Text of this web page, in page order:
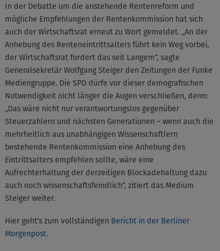
In der Debatte um die anstehende Rentenreform und
mögliche Empfehlungen der Rentenkommission hat sich
auch der Wirtschaftsrat erneut zu Wort gemeldet. „An der
Anhebung des Renteneintrittsalters führt kein Weg vorbei,
der Wirtschaftsrat fordert das seit Langem“, sagte
Generalsekretär Wolfgang Steiger den Zeitungen der Funke
Mediengruppe. Die SPD dürfe vor dieser demografischen
Notwendigkeit nicht länger die Augen verschließen, denn:
„Das wäre nicht nur verantwortungslos gegenüber
Steuerzahlern und nächsten Generationen – wenn auch die
mehrheitlich aus unabhängigen Wissenschaftlern
bestehende Rentenkommission eine Anhebung des
Eintrittsalters empfehlen sollte, wäre eine
Aufrechterhaltung der derzeitigen Blockadehaltung dazu
auch noch wissenschaftsfeindlich“, zitiert das Medium
Steiger weiter.
Hier geht's zum vollständigen Bericht in der Berliner
Morgenpost.